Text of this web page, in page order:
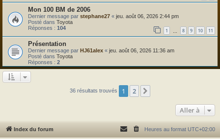
Mon 100 BM de 2006
Dernier message par stephane27 « jeu. août 06, 2026 2:44 pm
Posté dans Toyota
Réponses : 104 1 8 9 10 11
Présentation
Dernier message par HJ61alex « jeu. août 06, 2026 11:36 am
Posté dans Toyota
Réponses : 2
36 résultats trouvés 1 2
Aller à
Index du forum Heures au format UTC+02:00